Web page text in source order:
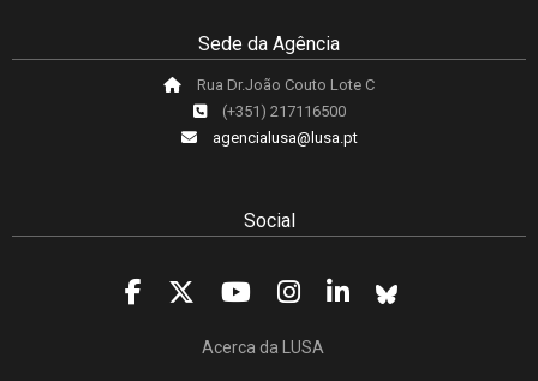
Sede da Agência
Rua Dr.João Couto Lote C
(+351) 217116500
agencialusa@lusa.pt
Social
Acerca da LUSA